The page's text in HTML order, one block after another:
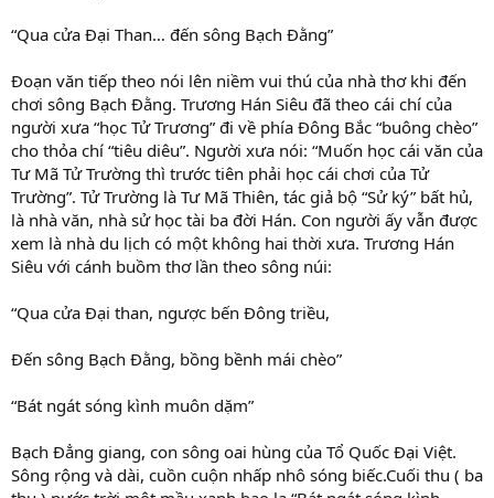
“Qua cửa Đại Than… đến sông Bạch Đằng”
Đoạn văn tiếp theo nói lên niềm vui thú của nhà thơ khi đến
chơi sông Bạch Đằng. Trương Hán Siêu đã theo cái chí của
người xưa “học Tử Trương” đi về phía Đông Bắc “buông chèo”
cho thỏa chí “tiêu diêu”. Người xưa nói: “Muốn học cái văn của
Tư Mã Tử Trường thì trước tiên phải học cái chơi của Tử
Trường”. Tử Trường là Tư Mã Thiên, tác giả bộ “Sử ký” bất hủ,
là nhà văn, nhà sử học tài ba đời Hán. Con người ấy vẫn được
xem là nhà du lịch có một không hai thời xưa. Trương Hán
Siêu với cánh buồm thơ lần theo sông núi:
“Qua cửa Đại than, ngược bến Đông triều,
Đến sông Bạch Đằng, bồng bềnh mái chèo”
“Bát ngát sóng kình muôn dặm”
Bạch Đẳng giang, con sông oai hùng của Tổ Quốc Đại Việt.
Sông rộng và dài, cuồn cuộn nhấp nhô sóng biếc.Cuối thu ( ba